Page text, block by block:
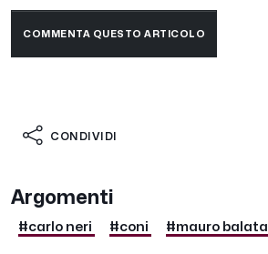
COMMENTA QUESTO ARTICOLO
CONDIVIDI
Argomenti
#carlo neri #coni #mauro balata